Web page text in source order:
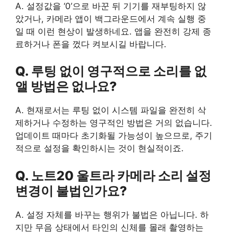
A. 설정값을 ‘0’으로 바꾼 뒤 기기를 재부팅하지 않
았거나, 카메라 앱이 백그라운드에서 계속 실행 중
일 때 이런 현상이 발생하네요. 앱을 완전히 강제 종
료하거나 폰을 껐다 켜보시길 바랍니다.
Q. 루팅 없이 영구적으로 소리를 없
앨 방법은 없나요?
A. 현재로서는 루팅 없이 시스템 파일을 완전히 삭
제하거나 수정하는 영구적인 방법은 거의 없습니다.
업데이트 때마다 초기화될 가능성이 높으므로, 주기
적으로 설정을 확인하시는 것이 현실적이죠.
Q. 노트20 울트라 카메라 소리 설정
변경이 불법인가요?
A. 설정 자체를 바꾸는 행위가 불법은 아닙니다. 하
지만 무음 상태에서 타인의 신체를 몰래 촬영하는